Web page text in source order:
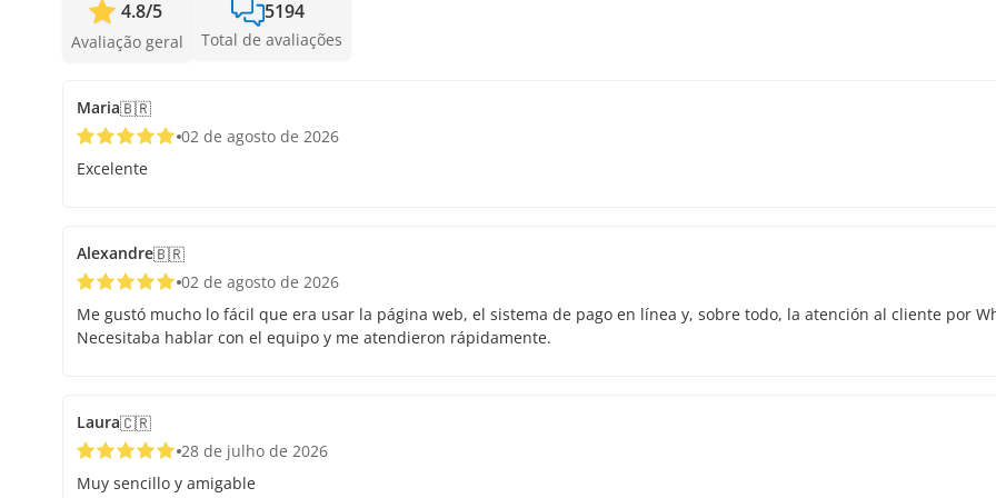
4.8/5
Avaliação geral
5194
Total de avaliações
Maria🇧🇷
02 de agosto de 2026
Excelente
Alexandre🇧🇷
02 de agosto de 2026
Me gustó mucho lo fácil que era usar la página web, el sistema de pago en línea y, sobre todo, la atención al cliente por
Necesitaba hablar con el equipo y me atendieron rápidamente.
Laura🇨🇷
28 de julho de 2026
Muy sencillo y amigable